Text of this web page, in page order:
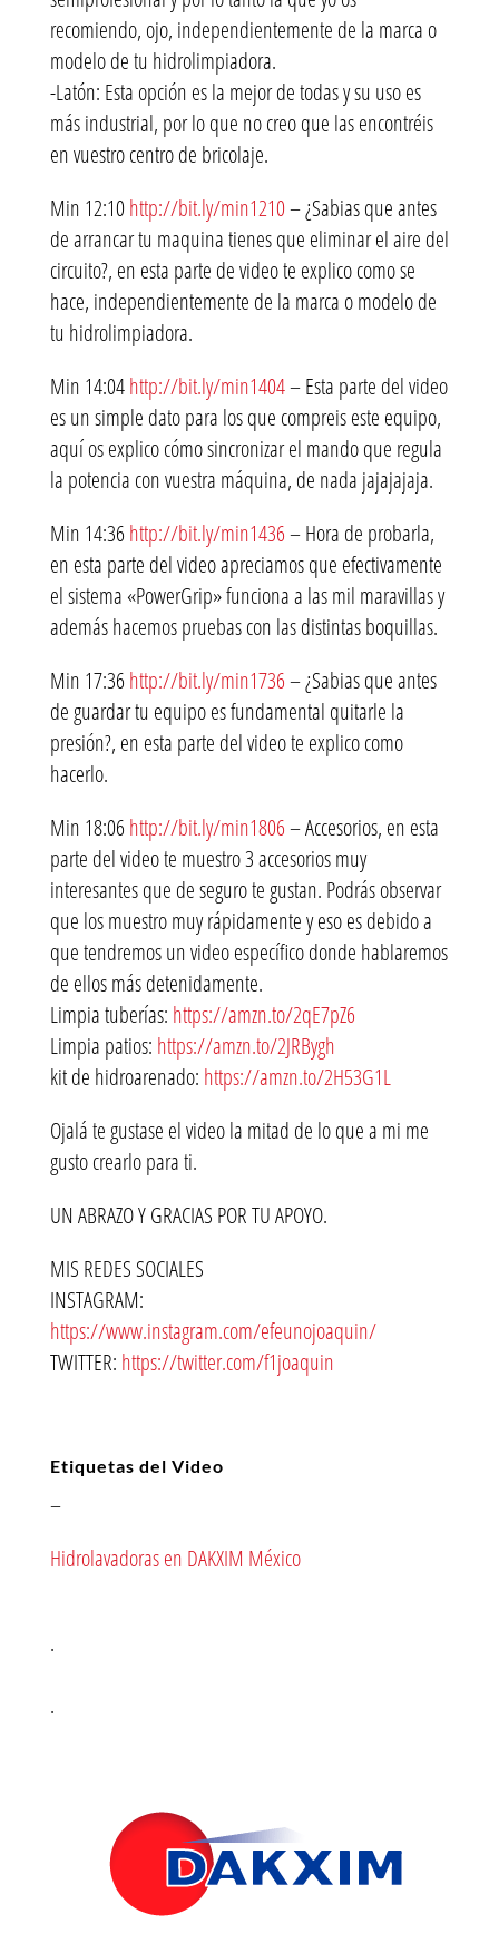
recomiendo, ojo, independientemente de la marca o
modelo de tu hidrolimpiadora.
-Latón: Esta opción es la mejor de todas y su uso es
más industrial, por lo que no creo que las encontréis
en vuestro centro de bricolaje.
Min 12:10http://bit.ly/min1210– ¿Sabias que antes
de arrancar tu maquina tienes que eliminar el aire del
circuito?, en esta parte de video te explico como se
hace, independientemente de la marca o modelo de
tu hidrolimpiadora.
Min 14:04http://bit.ly/min1404– Esta parte del video
es un simple dato para los que compreis este equipo,
aquí os explico cómo sincronizar el mando que regula
la potencia con vuestra máquina, de nada jajajajaja.
Min 14:36http://bit.ly/min1436– Hora de probarla,
en esta parte del video apreciamos que efectivamente
el sistema «PowerGrip» funciona a las mil maravillas y
además hacemos pruebas con las distintas boquillas.
Min 17:36http://bit.ly/min1736– ¿Sabias que antes
de guardar tu equipo es fundamental quitarle la
presión?, en esta parte del video te explico como
hacerlo.
Min 18:06http://bit.ly/min1806– Accesorios, en esta
parte del video te muestro 3 accesorios muy
interesantes que de seguro te gustan. Podrás observar
que los muestro muy rápidamente y eso es debido a
que tendremos un video específico donde hablaremos
de ellos más detenidamente.
Limpia tuberías: https://amzn.to/2qE7pZ6
Limpia patios: https://amzn.to/2JRBygh
kit de hidroarenado: https://amzn.to/2H53G1L
Ojalá te gustase el video la mitad de lo que a mi me
gusto crearlo para ti.
UN ABRAZO Y GRACIAS POR TU APOYO.
MIS REDES SOCIALES
INSTAGRAM:
https://www.instagram.com/efeunojoaquin/
TWITTER: https://twitter.com/f1joaquin
Etiquetas del Video
–
Hidrolavadoras en DAKXIM México
.
.